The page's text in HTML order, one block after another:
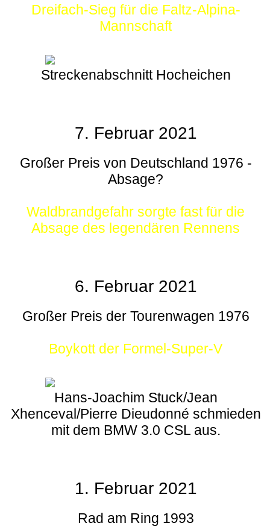
Dreifach-Sieg für die Faltz-Alpina-
Mannschaft
Streckenabschnitt Hocheichen
7. Februar 2021
Großer Preis von Deutschland 1976 -
Absage?
Waldbrandgefahr sorgte fast für die
Absage des legendären Rennens
6. Februar 2021
Großer Preis der Tourenwagen 1976
Boykott der Formel-Super-V
Hans-Joachim Stuck/Jean
Xhenceval/Pierre Dieudonné schmieden
mit dem BMW 3.0 CSL aus.
1. Februar 2021
Rad am Ring 1993